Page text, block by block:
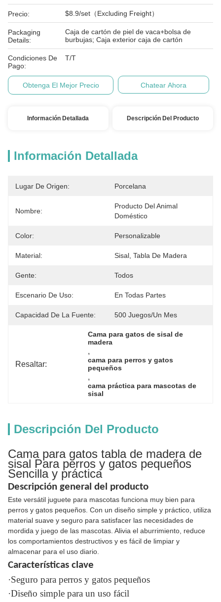
Precio: $8.9/set（Excluding Freight）
Packaging
Details:
Caja de cartón de piel de vaca+bolsa de
burbujas; Caja exterior caja de cartón
Condiciones De
Pago:
T/T
Obtenga El Mejor Precio Chatear Ahora
Información Detallada Descripción Del Producto
Información Detallada
Lugar De Origen: Porcelana
Nombre:
Producto Del Animal
Doméstico
Color: Personalizable
Material: Sisal, Tabla De Madera
Gente: Todos
Escenario De Uso: En Todas Partes
Capacidad De La Fuente: 500 Juegos/un Mes
Resaltar:
Cama para gatos de sisal de
madera
,
cama para perros y gatos
pequeños
,
cama práctica para mascotas de
sisal
Descripción Del Producto
Cama para gatos tabla de madera de
sisal Para perros y gatos pequeños
Sencilla y práctica
Descripción general del producto
Este versátil juguete para mascotas funciona muy bien para
perros y gatos pequeños. Con un diseño simple y práctico, utiliza
material suave y seguro para satisfacer las necesidades de
mordida y juego de las mascotas. Alivia el aburrimiento, reduce
los comportamientos destructivos y es fácil de limpiar y
almacenar para el uso diario.
Características clave
·Seguro para perros y gatos pequeños
·Diseño simple para un uso fácil